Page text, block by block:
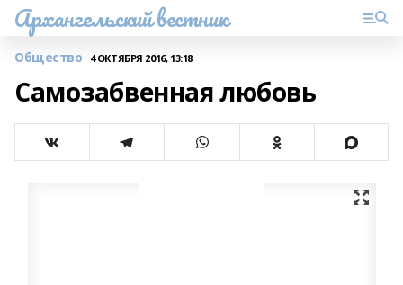
Архангельский вестник
Общество 4 ОКТЯБРЯ 2016, 13:18
Самозабвенная любовь